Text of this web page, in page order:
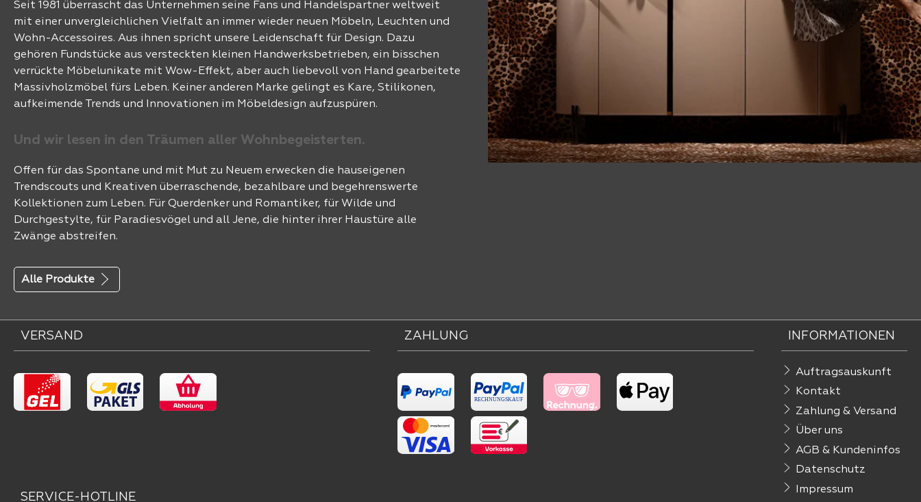
Seit 1981 überrascht das Unternehmen seine Fans und Handelspartner weltweit
mit einer unvergleichlichen Vielfalt an immer wieder neuen Möbeln, Leuchten und
Wohn-Accessoires. Aus ihnen spricht unsere Leidenschaft für Design. Dazu
gehören Fundstücke aus versteckten kleinen Handwerksbetrieben, ein bisschen
verrückte Möbelunikate mit Wow-Effekt, aber auch liebevoll von Hand gearbeitete
Massivholzmöbel fürs Leben. Keiner anderen Marke gelingt es Kare, Stilikonen,
aufkeimende Trends und Innovationen im Möbeldesign aufzuspüren.
Und wir lesen in den Träumen aller Wohnbegeisterten.
Offen für das Spontane und mit Mut zu Neuem erwecken die hauseigenen
Trendscouts und Kreativen überraschende, bezahlbare und begehrenswerte
Kollektionen zum Leben. Für Querdenker und Romantiker, für Wilde und
Durchgestylte, für Paradiesvögel und all Jene, die hinter ihrer Haustüre alle
Zwänge abstreifen.
Alle Produkte
VERSAND ZAHLUNG
SERVICE-HOTLINE
INFORMATIONEN
Auftragsauskunft
Kontakt
Zahlung & Versand
Über uns
AGB & Kundeninfos
Datenschutz
Impressum